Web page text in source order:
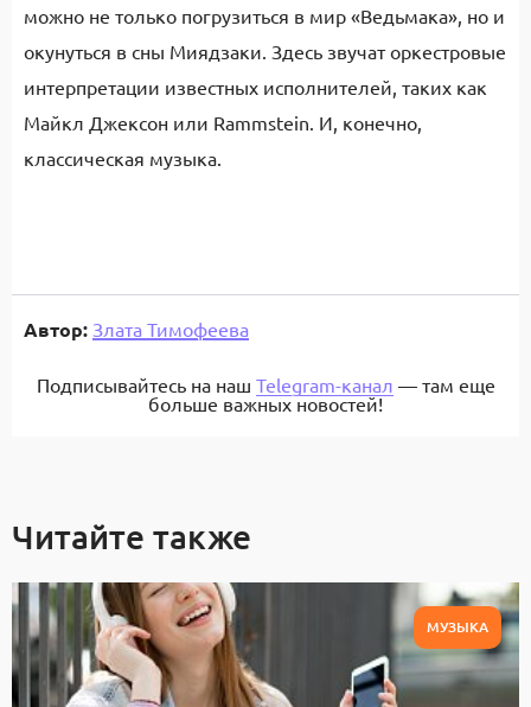
можно не только погрузиться в мир «Ведьмака», но и
окунуться в сны Миядзаки. Здесь звучат оркестровые
интерпретации известных исполнителей, таких как
Майкл Джексон или Rammstein. И, конечно,
классическая музыка.
Автор: Злата Тимофеева
Подписывайтесь на наш Telegram-канал — там еще
больше важных новостей!
Читайте также
МУЗЫКА